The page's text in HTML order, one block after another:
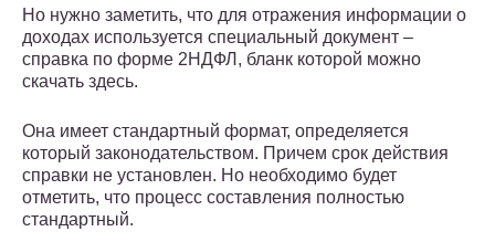
Но нужно заметить, что для отражения информации о
доходах используется специальный документ –
справка по форме 2НДФЛ, бланк которой можно
скачать здесь.
Она имеет стандартный формат, определяется
который законодательством. Причем срок действия
справки не установлен. Но необходимо будет
отметить, что процесс составления полностью
стандартный.